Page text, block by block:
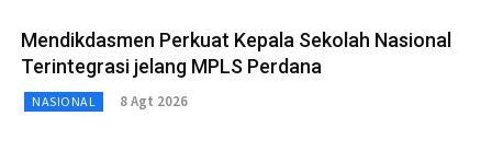
Mendikdasmen Perkuat Kepala Sekolah Nasional
Terintegrasi jelang MPLS Perdana
NASIONAL 8 Agt 2026